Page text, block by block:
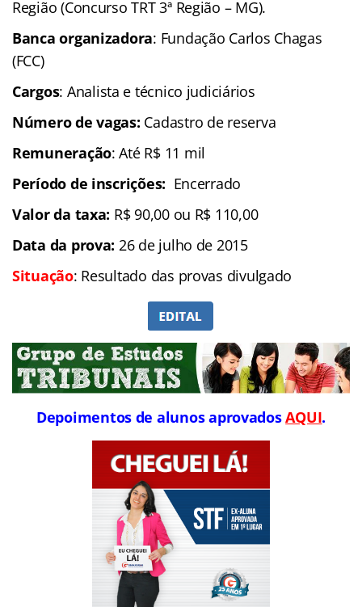
Região (Concurso TRT 3ª Região – MG).
Banca organizadora: Fundação Carlos Chagas
(FCC)
Cargos: Analista e técnico judiciários
Número de vagas: Cadastro de reserva
Remuneração: Até R$ 11 mil
Período de inscrições: Encerrado
Valor da taxa: R$ 90,00 ou R$ 110,00
Data da prova: 26 de julho de 2015
Situação: Resultado das provas divulgado
Depoimentos de alunos aprovadosAQUI.